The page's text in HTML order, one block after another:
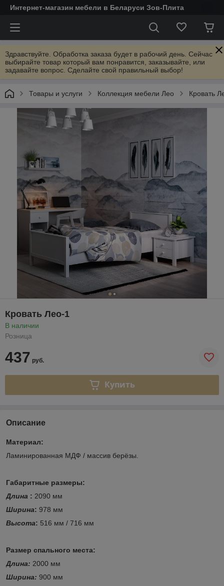
Интернет-магазин мебели в Беларуси Зов-Плита
Здравствуйте. Обработка заказа будет в рабочий день. Сейчас
выбирайте товар который вам понравится, заказывайте, или
задавайте вопрос. Сделайте свой правильный выбор!
Товары и услуги Коллекция мебели Лео Кровать
Кровать Лео-1
В наличии
Розница
437 руб.
Купить
Описание
Материал:
Ламинированная МДФ / массив берёзы.
Габаритные размеры:
Длина : 2090 мм
Ширина: 978 мм
Высота: 516 мм / 716 мм
Размер спального места:
Длина: 2000 мм
Ширина: 900 мм